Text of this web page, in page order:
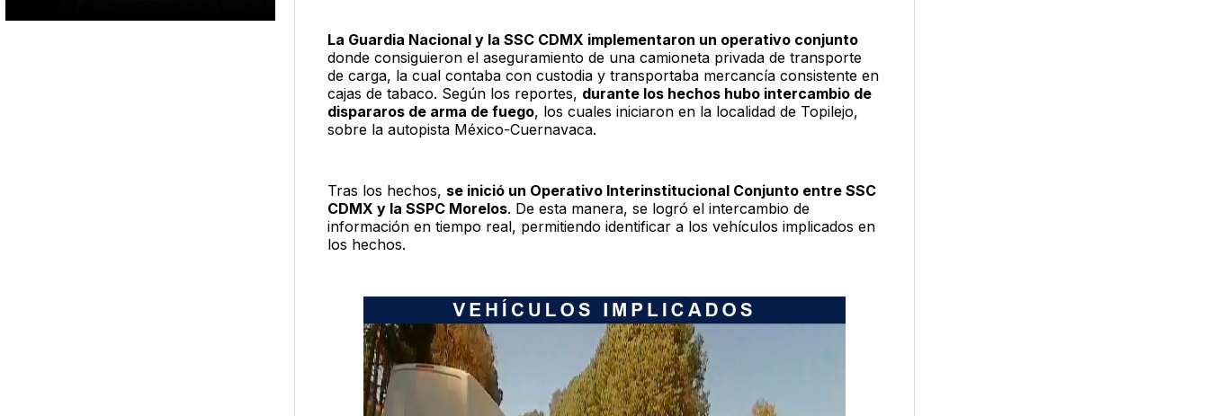
La Guardia Nacional y la SSC CDMX implementaron un operativo conjunto
donde consiguieron el aseguramiento de una camioneta privada de transporte
de carga, la cual contaba con custodia y transportaba mercancía consistente en
cajas de tabaco. Según los reportes, durante los hechos hubo intercambio de
dispararos de arma de fuego, los cuales iniciaron en la localidad de Topilejo,
sobre la autopista México-Cuernavaca.
Tras los hechos, se inició un Operativo Interinstitucional Conjunto entre SSC
CDMX y la SSPC Morelos. De esta manera, se logró el intercambio de
información en tiempo real, permitiendo identificar a los vehículos implicados en
los hechos.